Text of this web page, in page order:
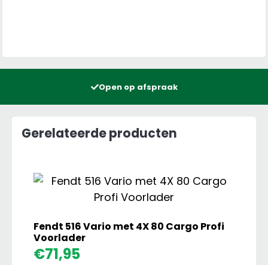
Open op afspraak
Gerelateerde producten
Fendt 516 Vario met 4X 80 Cargo Profi
Voorlader
€71,95